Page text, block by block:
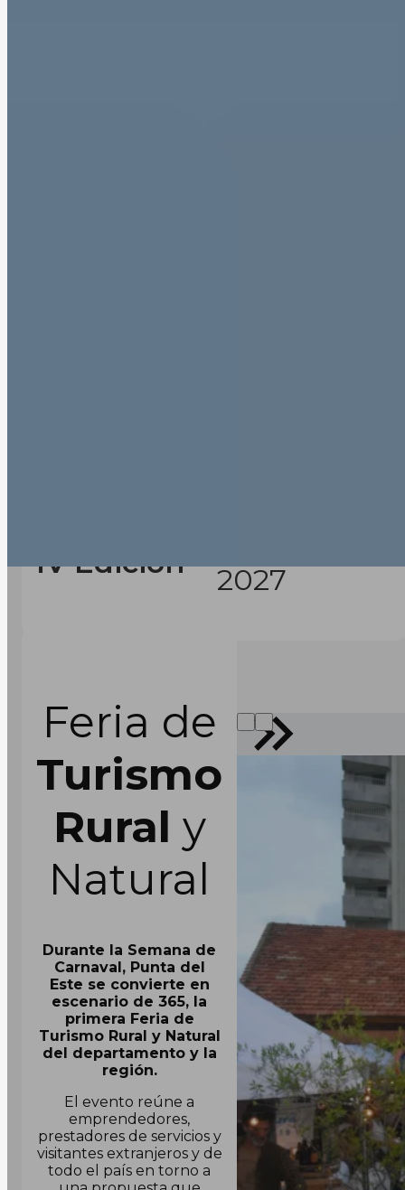
IV Edición
2027
Feria de
Turismo
Rural y
Natural
Durante la Semana de
Carnaval, Punta del
Este se convierte en
escenario de 365, la
primera Feria de
Turismo Rural y Natural
del departamento y la
región.
El evento reúne a
emprendedores,
prestadores de servicios y
visitantes extranjeros y de
todo el país en torno a